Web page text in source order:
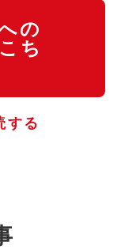
の
ち
する